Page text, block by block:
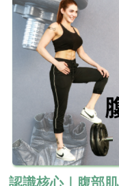
認識核心｜腹部